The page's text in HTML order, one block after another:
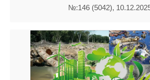
№:146 (5042),